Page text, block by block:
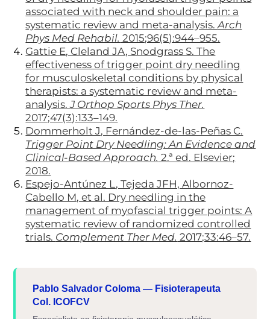
associated with neck and shoulder pain: a
systematic review and meta-analysis.Arch
Phys Med Rehabil. 2015;96(5):944–955.
Gattie E, Cleland JA, Snodgrass S. The
effectiveness of trigger point dry needling
for musculoskeletal conditions by physical
therapists: a systematic review and meta-
analysis.J Orthop Sports Phys Ther.
2017;47(3):133–149.
Dommerholt J, Fernández-de-las-Peñas C.
Trigger Point Dry Needling: An Evidence and
Clinical-Based Approach. 2.ª ed. Elsevier;
2018.
Espejo-Antúnez L, Tejeda JFH, Albornoz-
Cabello M, et al. Dry needling in the
management of myofascial trigger points: A
systematic review of randomized controlled
trials. Complement Ther Med. 2017;33:46–57.
Pablo Salvador Coloma — Fisioterapeuta
Col. ICOFCV